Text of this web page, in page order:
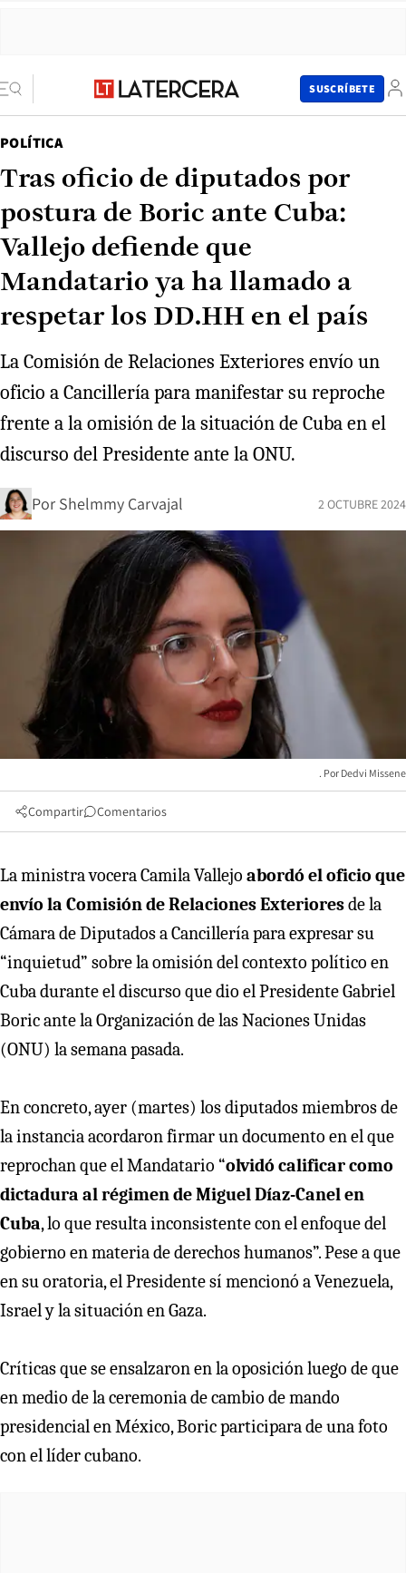
SUSCRÍBETE
POLÍTICA
Tras oficio de diputados por
postura de Boric ante Cuba:
Vallejo defiende que
Mandatario ya ha llamado a
respetar los DD.HH en el país
La Comisión de Relaciones Exteriores envío un
oficio a Cancillería para manifestar su reproche
frente a la omisión de la situación de Cuba en el
discurso del Presidente ante la ONU.
Por Shelmmy Carvajal 2 OCTUBRE 2024
Dedvi Missene
Compartir Comentarios
La ministra vocera Camila Vallejo abordó el oficio que
envío la Comisión de Relaciones Exterioresde la
Cámara de Diputados a Cancillería para expresar su
“inquietud” sobre la omisión del contexto político en
Cuba durante el discurso que dio el Presidente Gabriel
Boric ante la Organización de las Naciones Unidas
(ONU) la semana pasada.
En concreto, ayer (martes) los diputados miembros de
la instancia acordaron firmar un documento en el que
reprochan que el Mandatario “olvidó calificar como
dictadura al régimen de Miguel Díaz-Canel en
Cuba, lo que resulta inconsistente con el enfoque del
gobierno en materia de derechos humanos”. Pese a que
en su oratoria, el Presidente sí mencionó a Venezuela,
Israel y la situación en Gaza.
Críticas que se ensalzaron en la oposición luego de que
en medio de la ceremonia de cambio de mando
presidencial en México, Boric participara de una foto
con el líder cubano.